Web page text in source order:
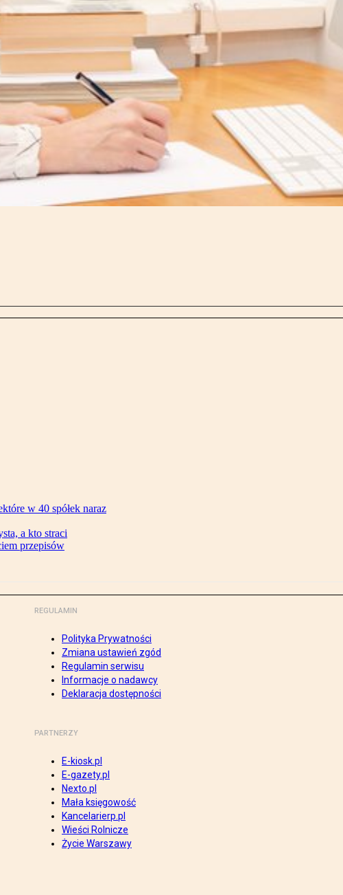
w 40 spółek naraz
a kto straci
przepisów
REGULAMIN
Polityka Prywatności
Zmiana ustawień zgód
Regulamin serwisu
Informacje o nadawcy
Deklaracja dostępności
PARTNERZY
E-kiosk.pl
E-gazety.pl
Nexto.pl
Mała księgowość
Kancelarierp.pl
Wieści Rolnicze
Życie Warszawy